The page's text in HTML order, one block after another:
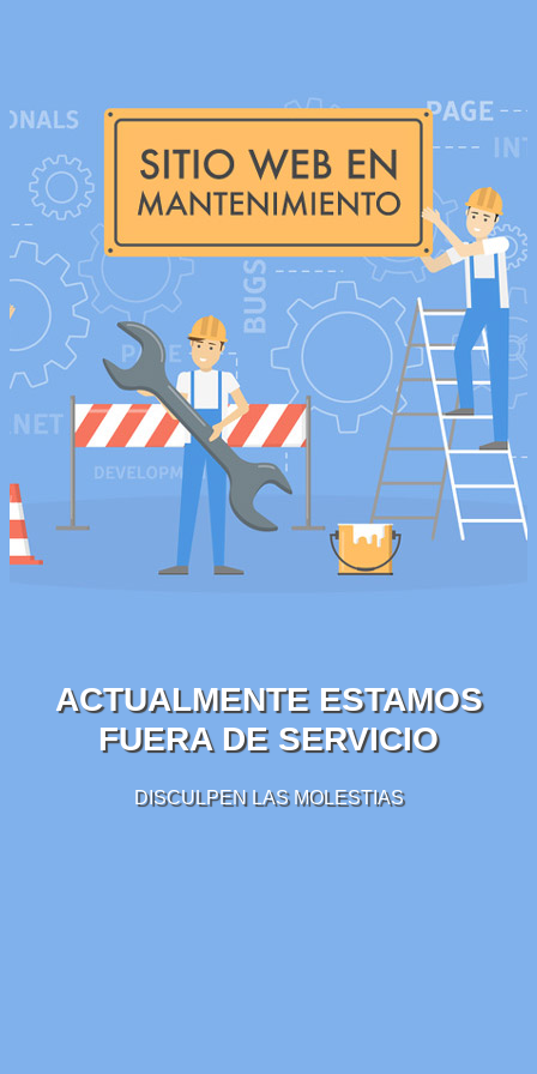
ACTUALMENTE ESTAMOS
FUERA DE SERVICIO
DISCULPEN LAS MOLESTIAS